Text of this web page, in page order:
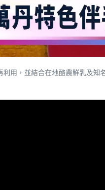
用，並結合在地酪農鮮乳及知